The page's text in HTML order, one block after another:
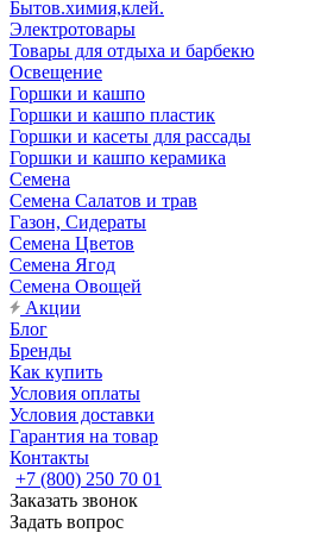
Бытов.химия,клей.
Электротовары
Товары для отдыха и барбекю
Освещение
Горшки и кашпо
Горшки и кашпо пластик
Горшки и касеты для рассады
Горшки и кашпо керамика
Семена
Семена Салатов и трав
Газон, Сидераты
Семена Цветов
Семена Ягод
Семена Овощей
Акции
Блог
Бренды
Как купить
Условия оплаты
Условия доставки
Гарантия на товар
Контакты
+7 (800) 250 70 01
Заказать звонок
Задать вопрос